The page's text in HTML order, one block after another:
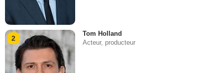
2
Tom Holland
Acteur, producteur